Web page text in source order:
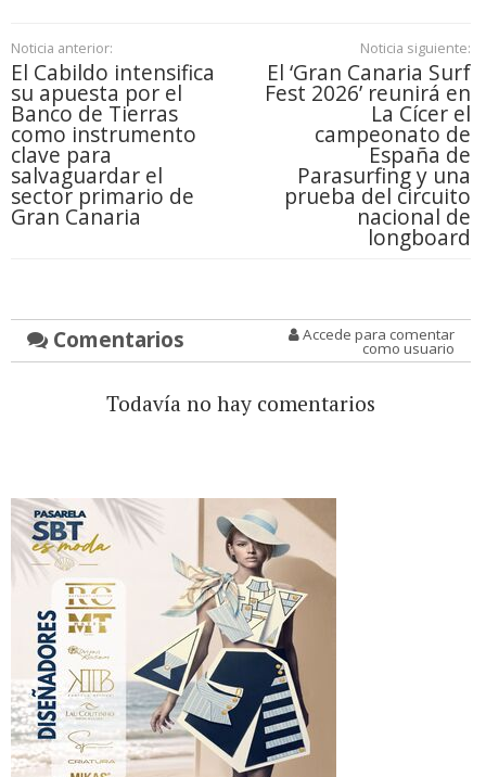
Noticia anterior:
El Cabildo intensifica
su apuesta por el
Banco de Tierras
como instrumento
clave para
salvaguardar el
sector primario de
Gran Canaria
Noticia siguiente:
El ‘Gran Canaria Surf
Fest 2026’ reunirá en
La Cícer el
campeonato de
España de
Parasurfing y una
prueba del circuito
nacional de
longboard
Comentarios Accede para comentar
como usuario
Todavía no hay comentarios